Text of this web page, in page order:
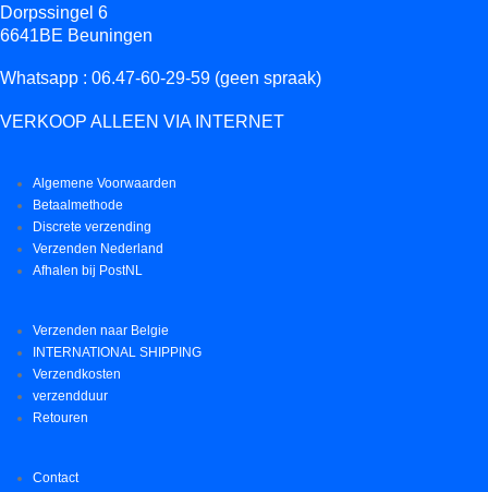
Dorpssingel 6
6641BE Beuningen
Whatsapp : 06.47-60-29-59 (geen spraak)
VERKOOP ALLEEN VIA INTERNET
Algemene Voorwaarden
Betaalmethode
Discrete verzending
Verzenden Nederland
Afhalen bij PostNL
Verzenden naar Belgie
INTERNATIONAL SHIPPING
Verzendkosten
verzendduur
Retouren
Contact